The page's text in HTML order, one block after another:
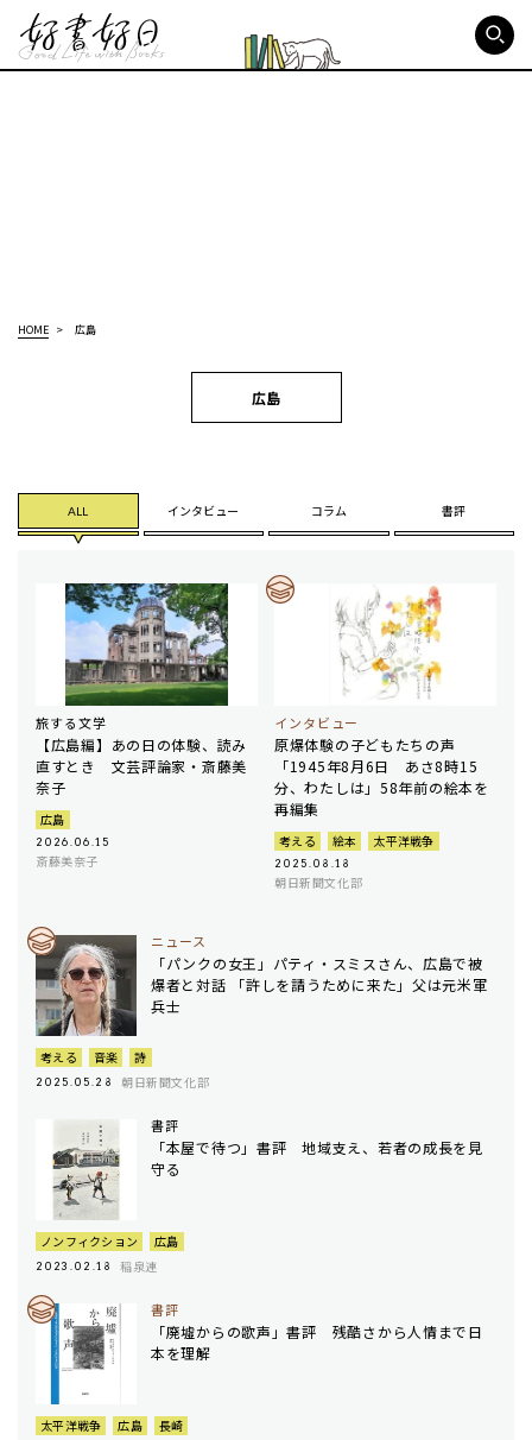
HOME 広島
広島
ALL インタビュー コラム 書評
旅する文学
【広島編】あの日の体験、読み
直すとき 文芸評論家・斎藤美
奈子
広島
2026.06.15
斎藤美奈子
インタビュー
原爆体験の子どもたちの声
「1945年8月6日 あさ8時15
分、わたしは」58年前の絵本を
再編集
考える 絵本 太平洋戦争
2025.08.18
朝日新聞文化部
ニュース
「パンクの女王」パティ・スミスさん、広島で被
爆者と対話 「許しを請うために来た」父は元米軍
兵士
考える 音楽 詩
2025.05.28 朝日新聞文化部
書評
「本屋で待つ」書評 地域支え、若者の成長を見
守る
ノンフィクション 広島
2023.02.18 稲泉連
書評
「廃墟からの歌声」書評 残酷さから人情まで日
本を理解
太平洋戦争 広島 長崎